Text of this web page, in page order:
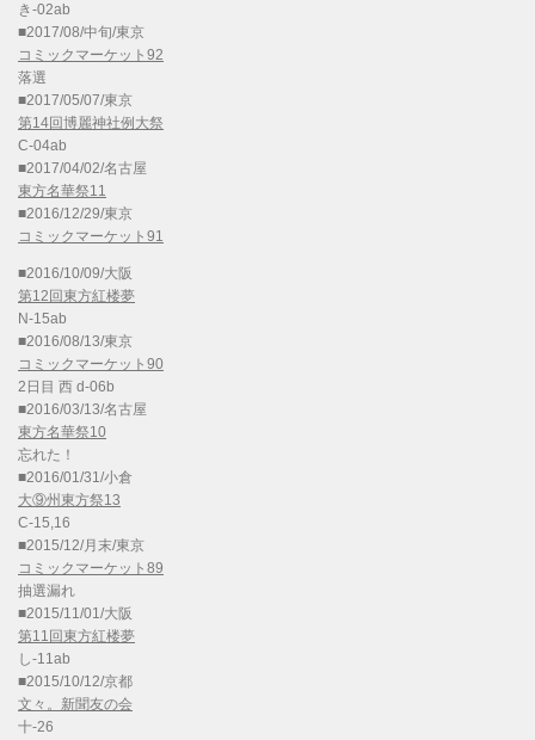
き-02ab
■2017/08/中旬/東京
コミックマーケット92
落選
■2017/05/07/東京
第14回博麗神社例大祭
C-04ab
■2017/04/02/名古屋
東方名華祭11
■2016/12/29/東京
コミックマーケット91
■2016/10/09/大阪
第12回東方紅楼夢
N-15ab
■2016/08/13/東京
コミックマーケット90
2日目 西 d-06b
■2016/03/13/名古屋
東方名華祭10
忘れた！
■2016/01/31/小倉
大⑨州東方祭13
C-15,16
■2015/12/月末/東京
コミックマーケット89
抽選漏れ
■2015/11/01/大阪
第11回東方紅楼夢
し-11ab
■2015/10/12/京都
文々。新聞友の会
十-26